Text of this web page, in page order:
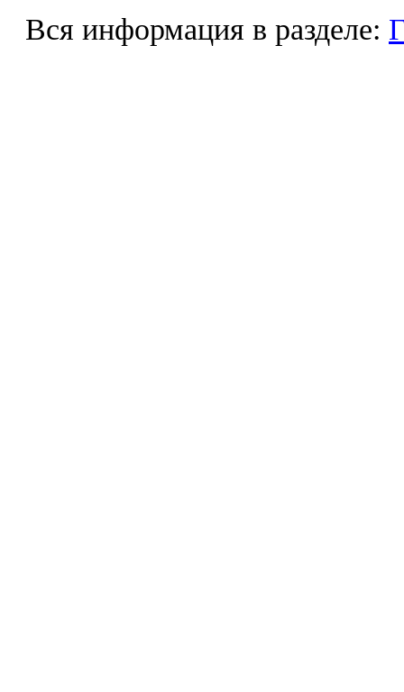
Вся информация в разделе: